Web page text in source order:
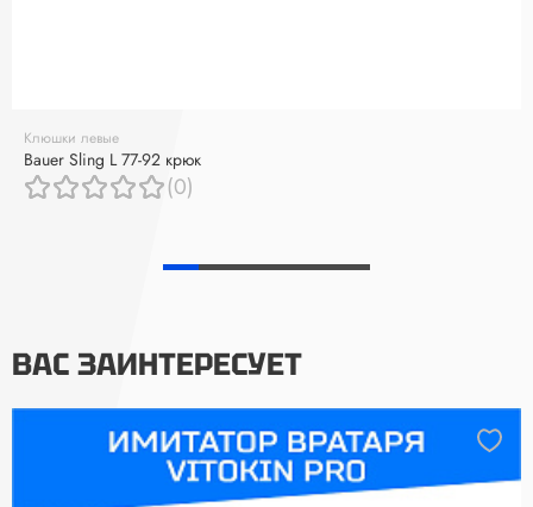
Клюшки левые
Bauer Sling L 77-92 крюк
(0)
ВАС ЗАИНТЕРЕСУЕТ